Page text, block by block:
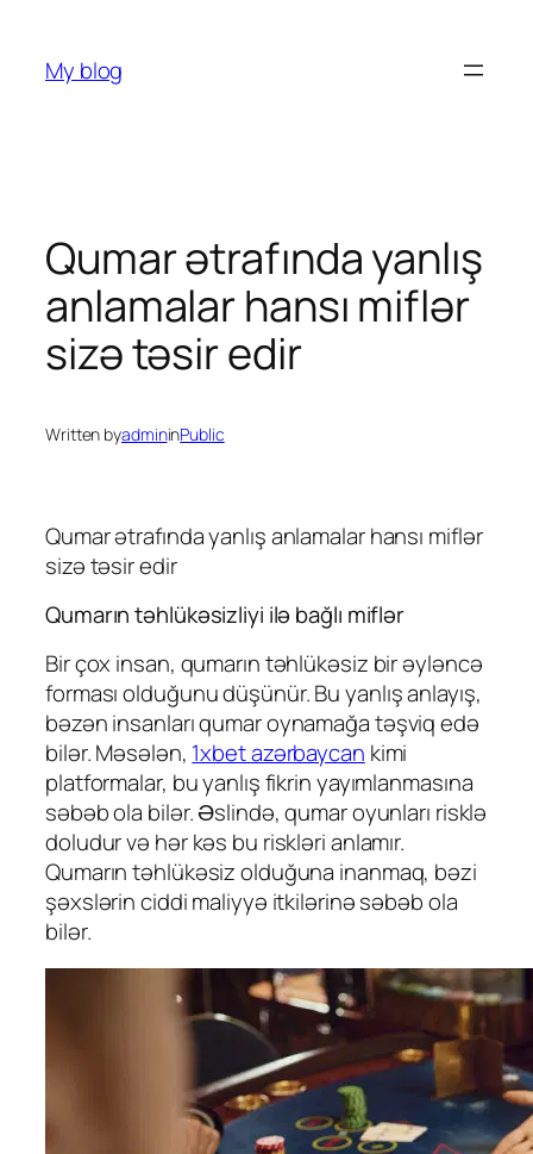
content
My blog
Qumar ətrafında yanlış
anlamalar hansı miflər
sizə təsir edir
Written byadmininPublic
Qumar ətrafında yanlış anlamalar hansı miflər
sizə təsir edir
Qumarın təhlükəsizliyi ilə bağlı miflər
Bir çox insan, qumarın təhlükəsiz bir əyləncə
forması olduğunu düşünür. Bu yanlış anlayış,
bəzən insanları qumar oynamağa təşviq edə
bilər. Məsələn, 1xbet azərbaycan kimi
platformalar, bu yanlış fikrin yayımlanmasına
səbəb ola bilər. Əslində, qumar oyunları risklə
doludur və hər kəs bu riskləri anlamır.
Qumarın təhlükəsiz olduğuna inanmaq, bəzi
şəxslərin ciddi maliyyə itkilərinə səbəb ola
bilər.